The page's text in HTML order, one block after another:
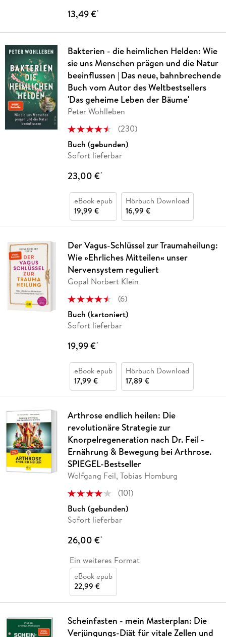
13,49 €*
Bakterien - die heimlichen Helden: Wie
sie uns Menschen prägen und die Natur
beeinflussen | Das neue, bahnbrechende
Buch vom Autor des Weltbestsellers
'Das geheime Leben der Bäume'
Peter Wohlleben
(230)
Buch (gebunden)
Sofort lieferbar
23,00 €*
eBook epub
19,99 €
Hörbuch Download
16,99 €
Der Vagus-Schlüssel zur Traumaheilung:
Wie »Ehrliches Mitteilen« unser
Nervensystem reguliert
Gopal Norbert Klein
(6)
Buch (kartoniert)
Sofort lieferbar
19,99 €*
eBook epub
17,99 €
Hörbuch Download
17,89 €
Arthrose endlich heilen: Die
revolutionäre Strategie zur
Knorpelregeneration nach Dr. Feil -
Ernährung & Bewegung bei Arthrose.
SPIEGEL-Bestseller
Wolfgang Feil, Tobias Homburg
(101)
Buch (gebunden)
Sofort lieferbar
26,00 €*
Ein weiteres Format
eBook epub
22,99 €
Scheinfasten - mein Masterplan: Die
Verjüngungs-Diät für vitale Zellen und